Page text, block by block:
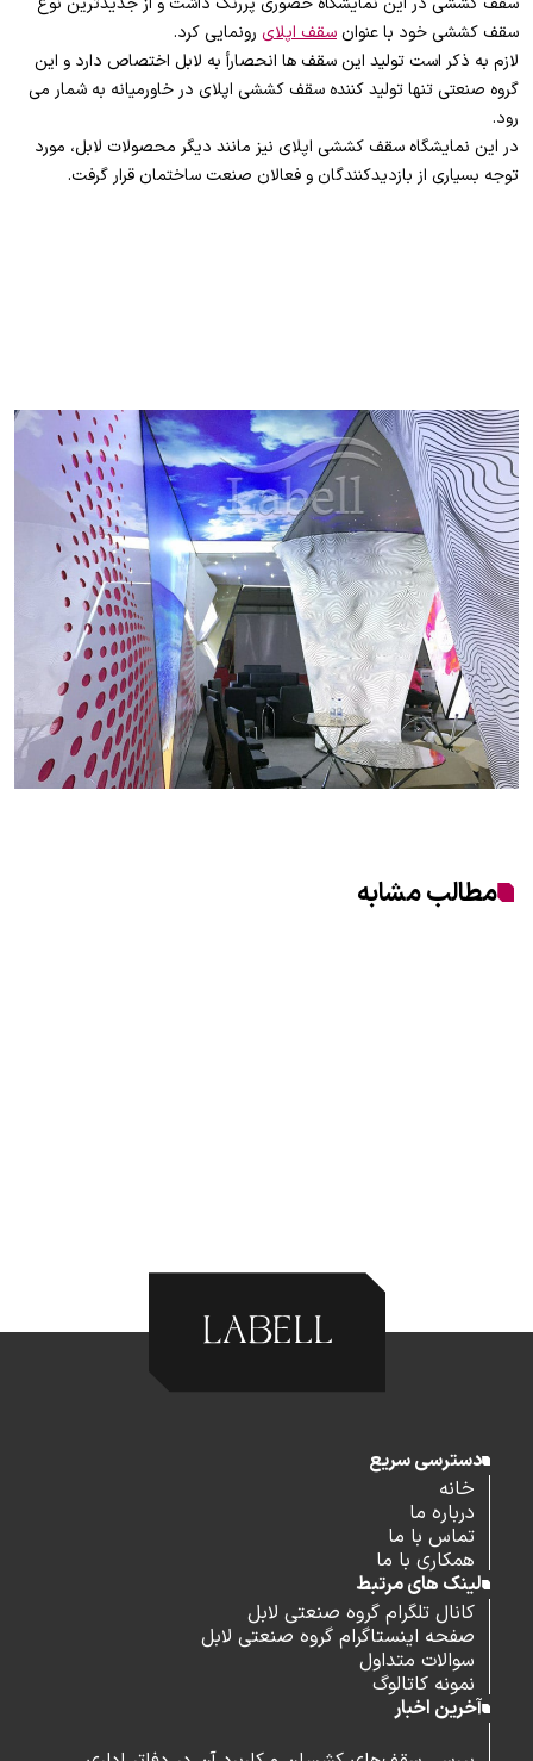
سقف کششی خود با عنوانسقف اپلای رونمایی کرد.
لازم به ذکر است تولید این سقف ها انحصارأ به لابل اختصاص دارد و این
گروه صنعتی تنها تولید کننده سقف کششی اپلای در خاورمیانه به شمار می
رود.
در این نمایشگاه سقف کششی اپلای نیز مانند دیگر محصولات لابل، مورد
توجه بسیاری از بازدیدکنندگان و فعالان صنعت ساختمان قرار گرفت.
مطالب مشابه
دسترسی سریع
خانه
درباره ما
تماس با ما
همکاری با ما
لینک های مرتبط
کانال تلگرام گروه صنعتی لابل
صفحه اینستاگرام گروه صنعتی لابل
سوالات متداول
نمونه کاتالوگ
آخرین اخبار